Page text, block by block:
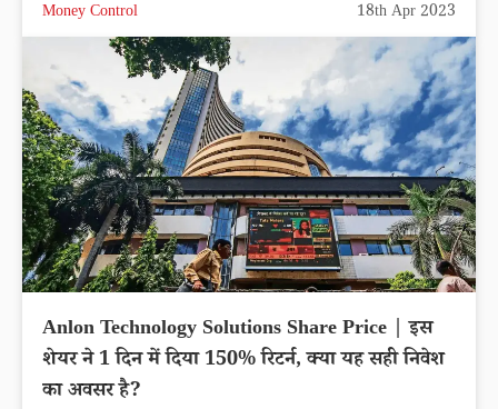
Money Control 18th Apr 2023
Anlon Technology Solutions Share Price | इस
शेयर ने 1 दिन में दिया 150% रिटर्न, क्या यह सही निवेश
का अवसर है?